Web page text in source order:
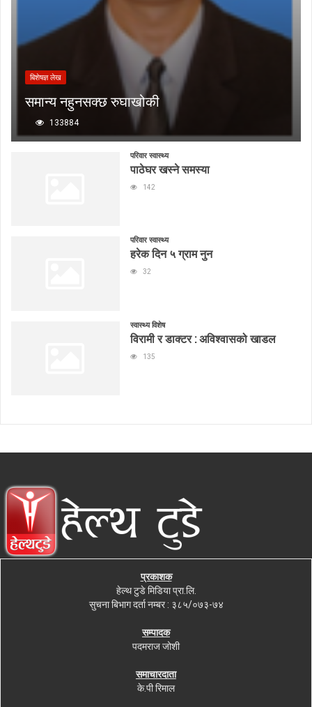
बिशेषज्ञ लेख
समान्य नहुनसक्छ रुघाखोकी
133884
परिवार स्वास्थ्य
पाठेघर खस्ने समस्या
142
परिवार स्वास्थ्य
हरेक दिन ५ ग्राम नुन
32
स्वास्थ्य विशेष
विरामी र डाक्टर : अविश्वासको खाडल
135
प्रकाशक
हेल्थ टुडे मिडिया प्रा.लि.
सुचना बिभाग दर्ता नम्बर : ३८५/०७३-७४
सम्पादक
पदमराज जोशी
समाचारदाता
के.पी रिमाल